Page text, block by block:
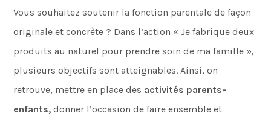
Vous souhaitez soutenir la fonction parentale de façon
originale et concrète ? Dans l’action « Je fabrique deux
produits au naturel pour prendre soin de ma famille »,
plusieurs objectifs sont atteignables. Ainsi, on
retrouve, mettre en place des activités parents-
enfants, donner l’occasion de faire ensemble et